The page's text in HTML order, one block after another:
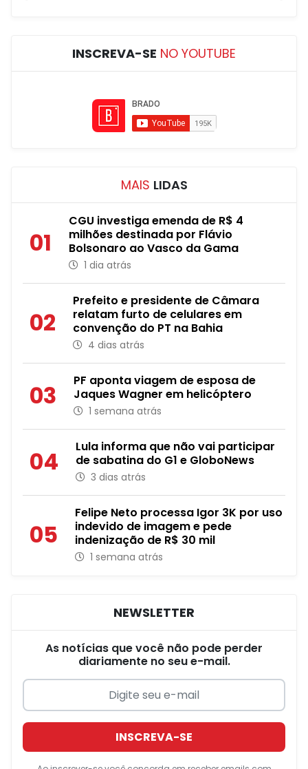
INSCREVA-SE NO YOUTUBE
MAIS LIDAS
01
CGU investiga emenda de R$ 4
milhões destinada por Flávio
Bolsonaro ao Vasco da Gama
1 dia atrás
02
Prefeito e presidente de Câmara
relatam furto de celulares em
convenção do PT na Bahia
4 dias atrás
03
PF aponta viagem de esposa de
Jaques Wagner em helicóptero
1 semana atrás
04
Lula informa que não vai participar
de sabatina do G1 e GloboNews
3 dias atrás
05
Felipe Neto processa Igor 3K por uso
indevido de imagem e pede
indenização de R$ 30 mil
1 semana atrás
NEWSLETTER
As notícias que você não pode perder
diariamente no seu e-mail.
INSCREVA-SE